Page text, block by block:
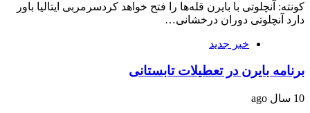
کونته: آنچلوتی با بایرن قله‌ها را فتح خواهد کردسرمربی ایتالیا باور
دارد آنچلوتی دوران درخشانی…
خبر جدید
برنامه بایرن در تعطیلات تابستانی
10 سال ago